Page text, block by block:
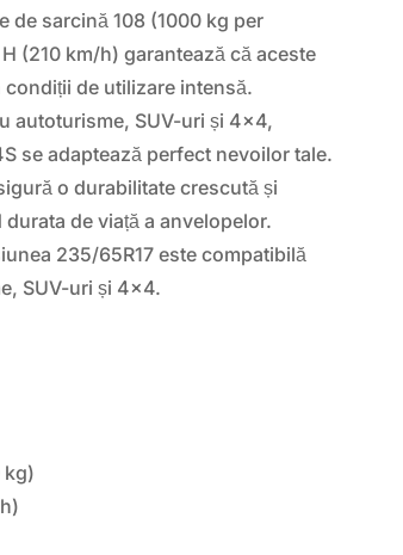
de sarcină 108 (1000 kg per
(210 km/h) garantează că aceste
de utilizare intensă.
autoturisme, SUV-uri și 4×4,
se adaptează perfect nevoilor tale.
o durabilitate crescută și
de viață a anvelopelor.
235/65R17 este compatibilă
SUV-uri și 4×4.
kg)